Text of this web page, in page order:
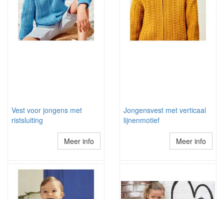
Vest voor jongens met
ristsluiting
Meer info
Jongensvest met verticaal
lijnenmotief
Meer info